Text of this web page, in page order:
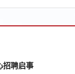
招聘启事